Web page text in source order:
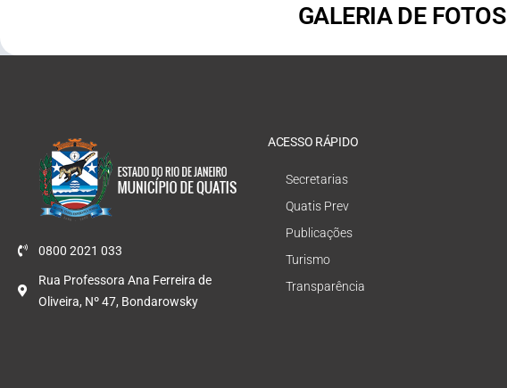
GALERIA DE FOTOS
0800 2021 033
Rua Professora Ana Ferreira de
Oliveira, Nº 47, Bondarowsky
ACESSO RÁPIDO
Secretarias
Quatis Prev
Publicações
Turismo
Transparência